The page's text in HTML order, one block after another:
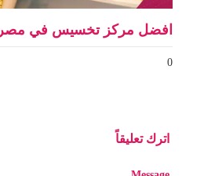
افضل مركز تخسيس في مصر
0
اترك تعليقاً